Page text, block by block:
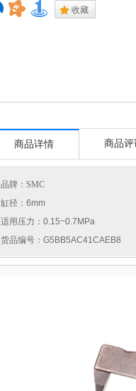
. 收藏
商品详情 商品评
品牌： SMC
缸径：6mm
适用压力：0.15~0.7MPa
货品编号：G5BB5AC41CAEB8